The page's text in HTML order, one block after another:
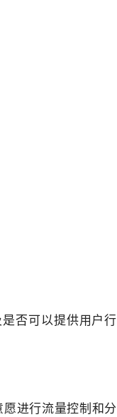
否可以提供用户行
进行流量控制和分